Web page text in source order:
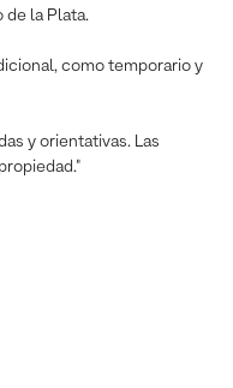
de la Plata.
como temporario y
y orientativas. Las